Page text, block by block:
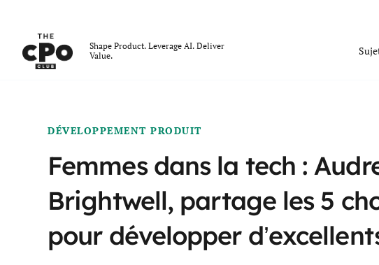
Shape Product. Leverage AI. Deliver
Value.
DÉVELOPPEMENT PRODUIT
Femmes dans la tech :
Brightwell, partage les 5
pour développer